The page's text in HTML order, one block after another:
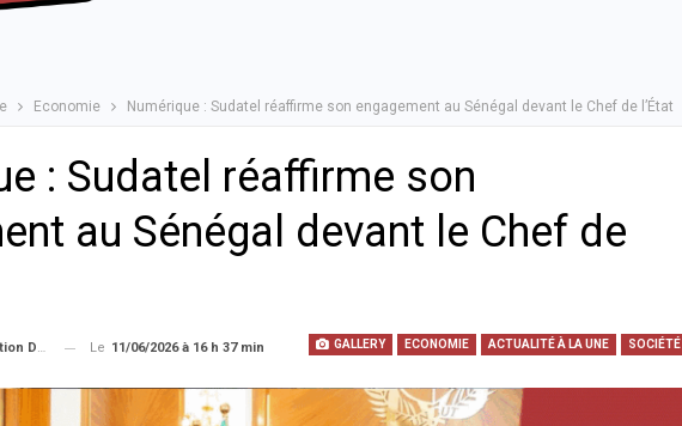
Economie Numérique : Sudatel réaffirme son engagement au Sénégal devant le Chef de l’État
: Sudatel réaffirme son
au Sénégal devant le Chef de
GALLERY ECONOMIE ACTUALITÉ À LA UNE SOCIÉTÉ
SenTV.info Le 11/06/2026 à 16 h 37 min